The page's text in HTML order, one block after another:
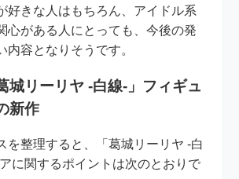
好きな人はもちろん、アイドル系
心がある人にとっても、今後の発
内容となりそうです。
城リーリヤ -白線-」フィギュ
新作
を整理すると、「葛城リーリヤ -白
に関するポイントは次のとおりで